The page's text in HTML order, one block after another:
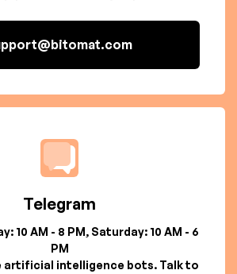
Telegram
10 AM - 8 PM, Saturday: 10 AM - 6
PM
artificial intelligence bots. Talk to